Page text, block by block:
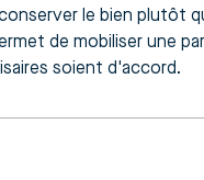
le bien plutôt
de mobiliser une
soient d'accord.